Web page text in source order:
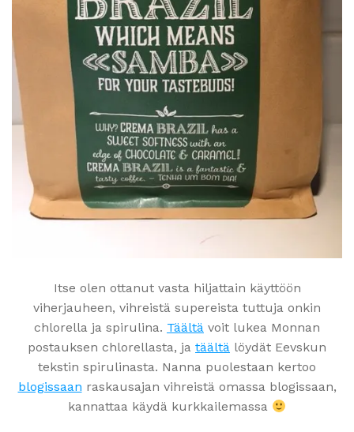
Itse olen ottanut vasta hiljattain käyttöön
viherjauheen, vihreistä supereista tuttuja onkin
chlorella ja spirulina. Täältä voit lukea Monnan
postauksen chlorellasta, ja täältä löydät Eevskun
tekstin spirulinasta. Nanna puolestaan kertoo
blogissaan raskausajan vihreistä omassa blogissaan,
kannattaa käydä kurkkailemassa